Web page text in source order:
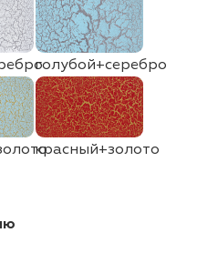
голубой+серебро
красный+золото